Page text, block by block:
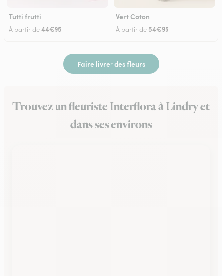
Tutti frutti
À partir de44€95
Vert Coton
À partir de 54€95
Faire livrer des fleurs
Trouvez un fleuriste Interflora à Lindry et
dans ses environs